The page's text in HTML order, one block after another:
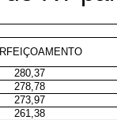
280,37
278,78
273,97
261,38